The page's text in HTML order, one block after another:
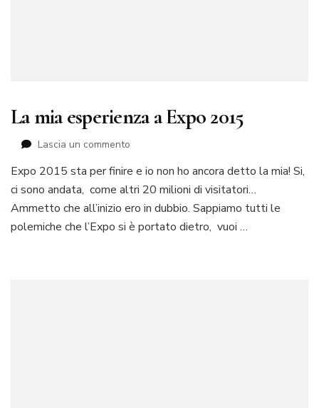
La mia esperienza a Expo 2015
Lascia un commento
mia
esperienza
a
Expo
2015
Expo 2015 sta per finire e io non ho ancora detto la mia! Si,
ci sono andata, come altri 20 milioni di visitatori…
Ammetto che all’inizio ero in dubbio. Sappiamo tutti le
polemiche che l’Expo si è portato dietro, vuoi …